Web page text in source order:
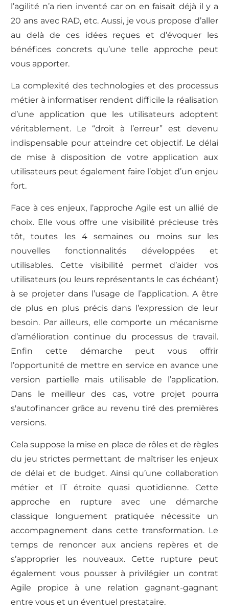
l’agilité n’a rien inventé car on en faisait déjà il y a
20 ans avec RAD, etc. Aussi, je vous propose d’aller
au delà de ces idées reçues et d’évoquer les
bénéfices concrets qu’une telle approche peut
vous apporter.
La complexité des technologies et des processus
métier à informatiser rendent difficile la réalisation
d’une application que les utilisateurs adoptent
véritablement. Le “droit à l’erreur” est devenu
indispensable pour atteindre cet objectif. Le délai
de mise à disposition de votre application aux
utilisateurs peut également faire l’objet d’un enjeu
fort.
Face à ces enjeux, l’approche Agile est un allié de
choix. Elle vous offre une visibilité précieuse très
tôt, toutes les 4 semaines ou moins sur les
nouvelles fonctionnalités développées et
utilisables. Cette visibilité permet d’aider vos
utilisateurs (ou leurs représentants le cas échéant)
à se projeter dans l’usage de l’application. A être
de plus en plus précis dans l’expression de leur
besoin. Par ailleurs, elle comporte un mécanisme
d’amélioration continue du processus de travail.
Enfin cette démarche peut vous offrir
l’opportunité de mettre en service en avance une
version partielle mais utilisable de l’application.
Dans le meilleur des cas, votre projet pourra
s'autofinancer grâce au revenu tiré des premières
versions.
Cela suppose la mise en place de rôles et de règles
du jeu strictes permettant de maîtriser les enjeux
de délai et de budget. Ainsi qu’une collaboration
métier et IT étroite quasi quotidienne. Cette
approche en rupture avec une démarche
classique longuement pratiquée nécessite un
accompagnement dans cette transformation. Le
temps de renoncer aux anciens repères et de
s’approprier les nouveaux. Cette rupture peut
également vous pousser à privilégier un contrat
Agile propice à une relation gagnant-gagnant
entre vous et un éventuel prestataire.